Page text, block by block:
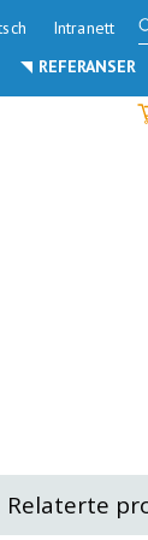
Intranett
REFERANSER
Relaterte